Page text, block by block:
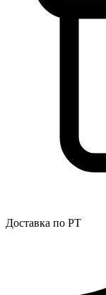
Доставка по РТ